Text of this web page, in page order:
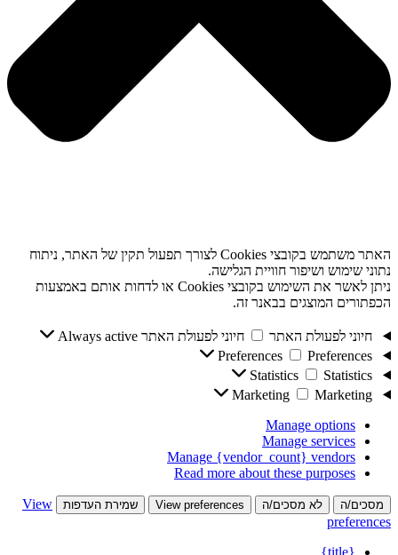
האתר משתמש בקובצי Cookies לצורך תפעול תקין של האתר, ניתוח
נתוני שימוש ושיפור חוויית הגלישה.
ניתן לאשר את השימוש בקובצי Cookies או לדחות אותם באמצעות
הכפתורים המוצגים בבאנר זה.
חיוני לפעולת האתר חיוני לפעולת האתר Always active
Preferences
Preferences
Statistics
Statistics
Marketing
Marketing
Manage options
Manage services
Manage {vendor_count} vendors
Read more about these purposes
מסכים/ה לא מסכים/ה View preferences שמירת העדפות
View
preferences
{title}